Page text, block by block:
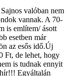
valóban nem
vannak. A 70-
is említem/ ásott
esetben már
az esős idő.Új
Ft, de lehet, hogy
is tudnak ennyit
Egyáltalán